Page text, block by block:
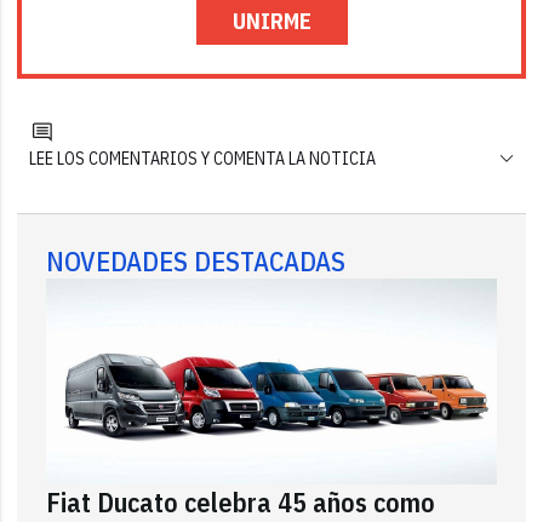
UNIRME
LEE LOS COMENTARIOS Y COMENTA LA NOTICIA
NOVEDADES DESTACADAS
Fiat Ducato celebra 45 años como